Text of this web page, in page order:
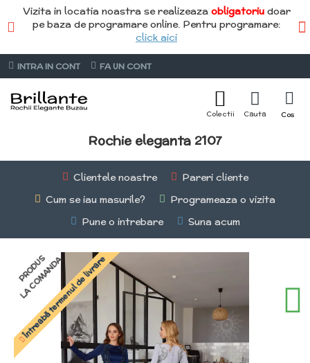
Vizita in locatia noastra se realizeaza obligatoriu doar
pe baza de programare online. Pentru programare:
click aici
INTRA IN CONT FA UN CONT
Rochie eleganta 2107
Clientele noastre
Pareri cliente
Cum se iau masurile?
Programeaza o vizita
Pune o intrebare
Suna acum
PRODUS
LA COMANDA
Întreabă termenul de livrare